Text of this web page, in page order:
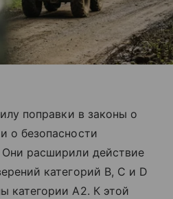
поправки в законы о
о безопасности
расширили действие
категорий B, C и D
категории A2. К этой